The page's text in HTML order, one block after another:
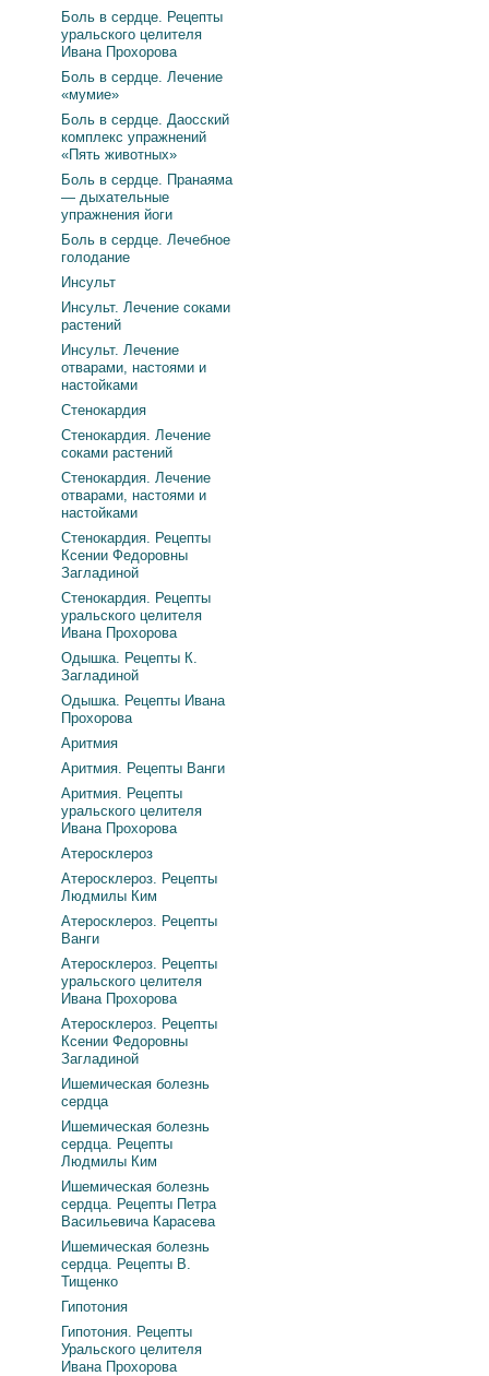
Боль в сердце. Рецепты
уральского целителя
Ивана Прохорова
Боль в сердце. Лечение
«мумие»
Боль в сердце. Даосский
комплекс упражнений
«Пять животных»
Боль в сердце. Пранаяма
— дыхательные
упражнения йоги
Боль в сердце. Лечебное
голодание
Инсульт
Инсульт. Лечение соками
растений
Инсульт. Лечение
отварами, настоями и
настойками
Стенокардия
Стенокардия. Лечение
соками растений
Стенокардия. Лечение
отварами, настоями и
настойками
Стенокардия. Рецепты
Ксении Федоровны
Загладиной
Стенокардия. Рецепты
уральского целителя
Ивана Прохорова
Одышка. Рецепты К.
Загладиной
Одышка. Рецепты Ивана
Прохорова
Аритмия
Аритмия. Рецепты Ванги
Аритмия. Рецепты
уральского целителя
Ивана Прохорова
Атеросклероз
Атеросклероз. Рецепты
Людмилы Ким
Атеросклероз. Рецепты
Ванги
Атеросклероз. Рецепты
уральского целителя
Ивана Прохорова
Атеросклероз. Рецепты
Ксении Федоровны
Загладиной
Ишемическая болезнь
сердца
Ишемическая болезнь
сердца. Рецепты
Людмилы Ким
Ишемическая болезнь
сердца. Рецепты Петра
Васильевича Карасева
Ишемическая болезнь
сердца. Рецепты В.
Тищенко
Гипотония
Гипотония. Рецепты
Уральского целителя
Ивана Прохорова